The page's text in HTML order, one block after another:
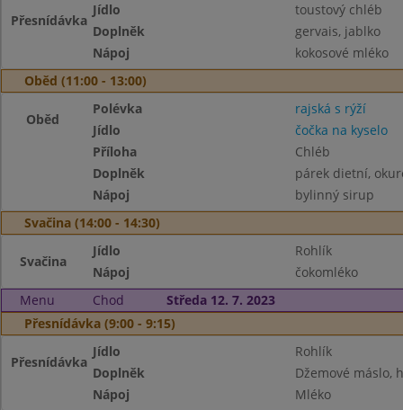
Přesnídávka
Jídlo
toustový chléb
Doplněk
gervais, jablko
Nápoj
kokosové mléko
Oběd (11:00 - 13:00)
Oběd
Polévka
rajská s rýží
Jídlo
čočka na kyselo
Příloha
Chléb
Doplněk
párek dietní,
Nápoj
bylinný sirup
Svačina (14:00 - 14:30)
Svačina
Jídlo
Rohlík
Nápoj
čokomléko
Menu
Chod
Středa 12. 7. 2023
Přesnídávka (9:00 - 9:15)
Přesnídávka
Jídlo
Rohlík
Doplněk
Džemové máslo,
Nápoj
Mléko